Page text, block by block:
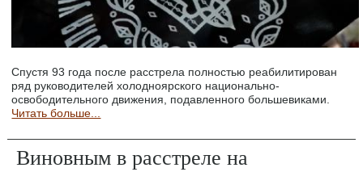
Спустя 93 года после расстрела полностью реабилитирован
ряд руководителей холодноярского национально-
освободительного движения, подавленного большевиками.
Читать больше...
Виновным в расстреле на